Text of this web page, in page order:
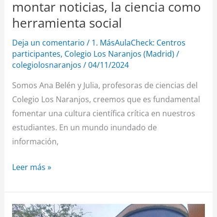
montar noticias, la ciencia como
herramienta social
Deja un comentario / 1. MásAulaCheck: Centros
participantes, Colegio Los Naranjos (Madrid) /
colegiolosnaranjos /04/11/2024
Somos Ana Belén y Julia, profesoras de ciencias del
Colegio Los Naranjos, creemos que es fundamental
fomentar una cultura científica crítica en nuestros
estudiantes. En un mundo inundado de
información,
herramienta
social
Leer más »
IES